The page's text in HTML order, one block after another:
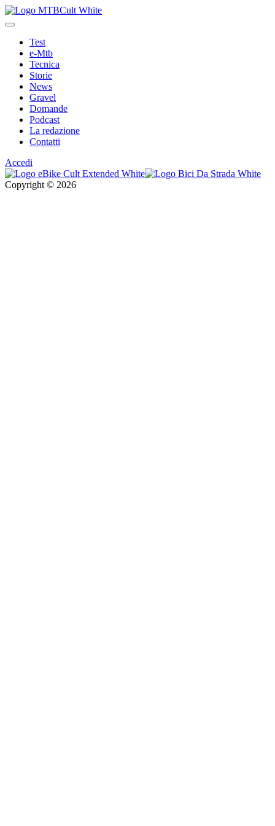
Test
e-Mtb
Tecnica
Storie
News
Gravel
Domande
Podcast
La redazione
Contatti
Accedi
Copyright © 2026